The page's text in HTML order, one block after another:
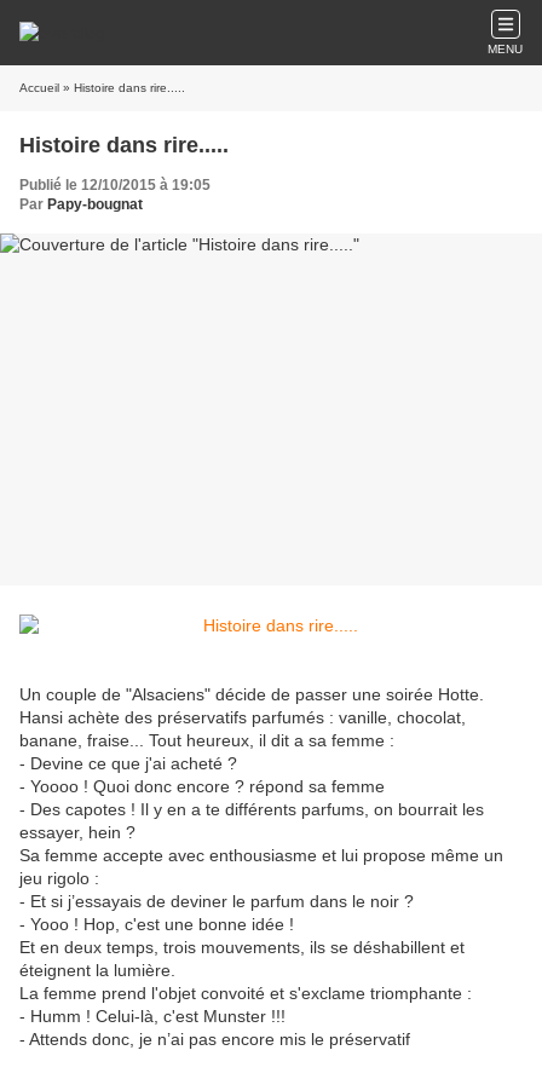
MENU
Accueil » Histoire dans rire.....
Histoire dans rire.....
Publié le 12/10/2015 à 19:05
Par Papy-bougnat
Un couple de "Alsaciens" décide de passer une soirée Hotte.
Hansi achète des préservatifs parfumés : vanille, chocolat,
banane, fraise... Tout heureux, il dit a sa femme :
- Devine ce que j'ai acheté ?
- Yoooo ! Quoi donc encore ? répond sa femme
- Des capotes ! Il y en a te différents parfums, on bourrait les
essayer, hein ?
Sa femme accepte avec enthousiasme et lui propose même un
jeu rigolo :
- Et si j’essayais de deviner le parfum dans le noir ?
- Yooo ! Hop, c'est une bonne idée !
Et en deux temps, trois mouvements, ils se déshabillent et
éteignent la lumière.
La femme prend l'objet convoité et s'exclame triomphante :
- Humm ! Celui-là, c'est Munster !!!
- Attends donc, je n’ai pas encore mis le préservatif